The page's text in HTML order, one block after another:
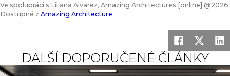
Ve spolupráci s Liliana Alvarez, Amazing Architectures [online] @2026.
Dostupné z Amazing Architecture
DALŠÍ DOPORUČENÉ ČLÁNKY